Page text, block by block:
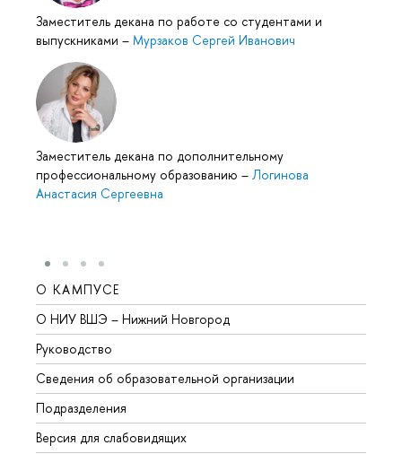
Заместитель декана по работе со студентами и
выпускниками – Мурзаков Сергей Иванович
Заместитель декана по дополнительному
профессиональному образованию – Логинова
Анастасия Сергеевна
О КАМПУСЕ
О НИУ ВШЭ – Нижний Новгород
Руководство
Сведения об образовательной организации
Подразделения
Версия для слабовидящих